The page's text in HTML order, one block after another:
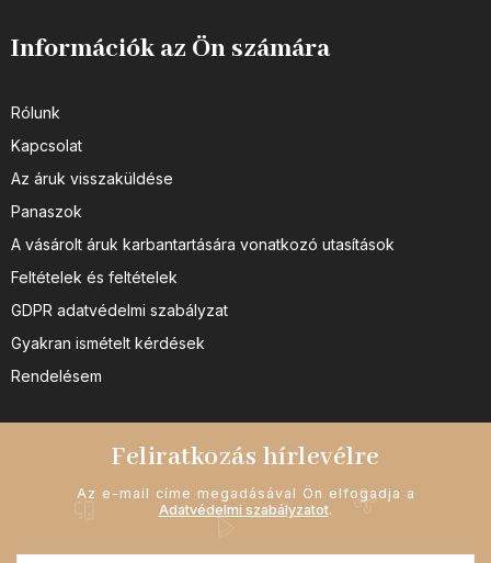
Információk az Ön számára
Rólunk
Kapcsolat
Az áruk visszaküldése
Panaszok
A vásárolt áruk karbantartására vonatkozó utasítások
Feltételek és feltételek
GDPR adatvédelmi szabályzat
Gyakran ismételt kérdések
Rendelésem
Feliratkozás hírlevélre
Az e-mail címe megadásával Ön elfogadja a
Adatvédelmi szabályzatot.